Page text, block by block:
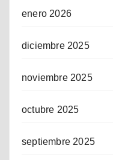
enero 2026
diciembre 2025
noviembre 2025
octubre 2025
septiembre 2025